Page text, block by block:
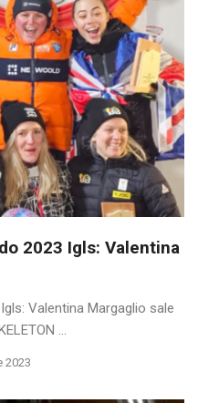
2023 Igls: Valentina
Valentina Margaglio sale
...
2023